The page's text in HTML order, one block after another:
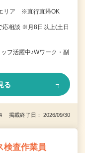
リア ※直行直帰OK
応相談 ※月8日以上(土日
フ活躍中♪Wワーク・副
る
掲載終了日： 2026/09/30
検査作業員